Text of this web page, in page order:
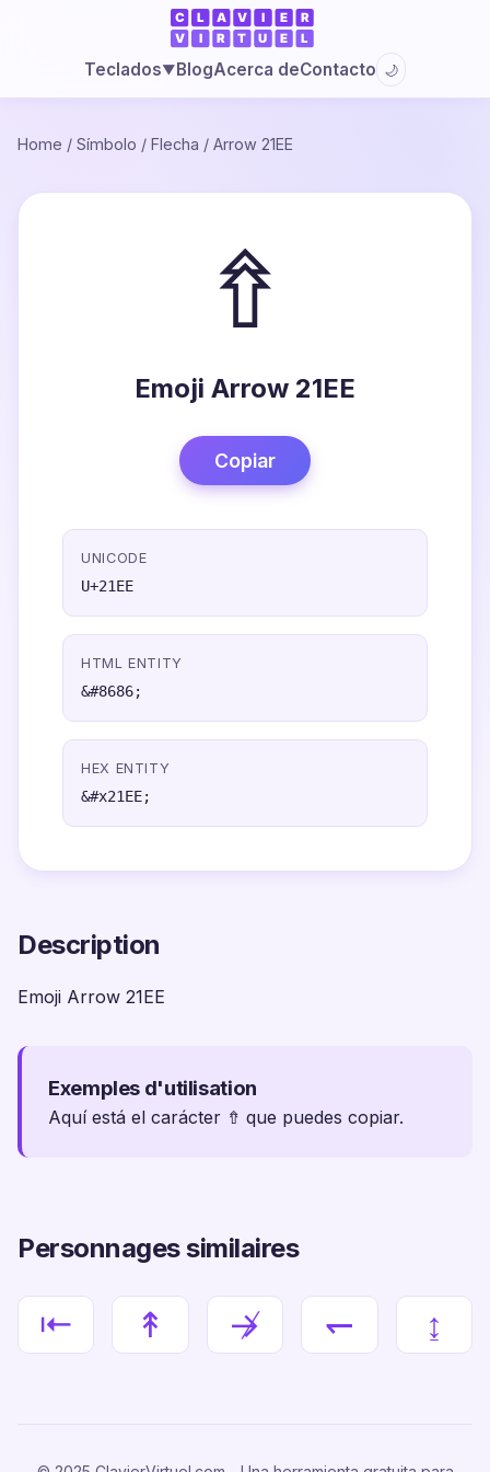
Teclados▼BlogAcerca deContacto 🌙
Home / Símbolo / Flecha / Arrow 21EE
⇮
Emoji Arrow 21EE
Copiar
UNICODE
U+21EE
HTML ENTITY
&#8686;
HEX ENTITY
&#x21EE;
Description
Emoji Arrow 21EE
Exemples d'utilisation
Aquí está el carácter ⇮ que puedes copiar.
Personnages similaires
⇤ ↟ ↛ ↽ ↨